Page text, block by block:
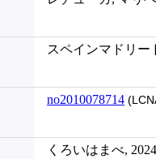
スペインマドリー
no2010078714
くろいはまべ,